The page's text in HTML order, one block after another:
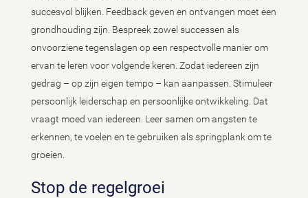
succesvol blijken. Feedback geven en ontvangen moet een
grondhouding zijn. Bespreek zowel successen als
onvoorziene tegenslagen op een respectvolle manier om
ervan te leren voor volgende keren. Zodat iedereen zijn
gedrag – op zijn eigen tempo – kan aanpassen. Stimuleer
persoonlijk leiderschap en persoonlijke ontwikkeling. Dat
vraagt moed van iedereen. Leer samen om angsten te
erkennen, te voelen en te gebruiken als springplank om te
groeien.
Stop de regelgroei